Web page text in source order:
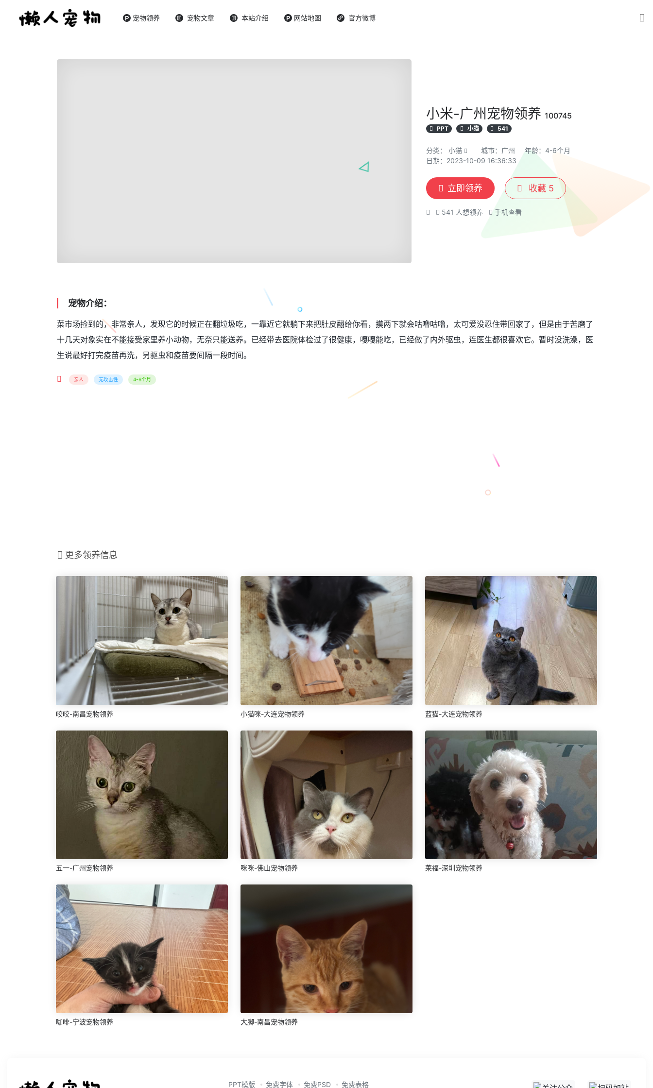
宠物领养 宠物文章 本站介绍 网站地图 官方微博
小米-广州宠物领养 100745
PPT 小猫 541
分类： 小猫 城市：广州
年龄：4-6个月
日期：2023-10-09 16:36:33
立即领养 收藏 5
541 人想领养 手机查看
宠物介绍：
菜市场捡到的，非常亲人，发现它的时候正在翻垃圾吃，一靠近它就躺下来把肚皮翻给你看，摸两下就会咕噜咕噜，太可爱没忍住带回家了，但是由于苦磨了
十几天对象实在不能接受家里养小动物，无奈只能送养。已经带去医院体检过了很健康，嘎嘎能吃，已经做了内外驱虫，连医生都很喜欢它。暂时没洗澡，医
生说最好打完疫苗再洗，另驱虫和疫苗要间隔一段时间。
亲人 无攻击性 4-6个月
更多领养信息
咬咬-南昌宠物领养 小猫咪-大连宠物领养 蓝猫-大连宠物领养
五一-广州宠物领养 咪咪-佛山宠物领养 莱福-深圳宠物领养
咖啡-宁波宠物领养 大脚-南昌宠物领养
PPT模版 免费字体 免费PSD 免费表格